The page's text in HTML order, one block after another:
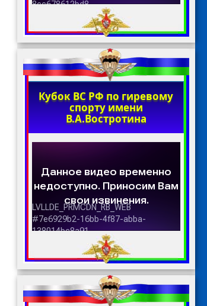
Кубок ВС РФ по гиревому
спорту имени
В.А.Востротина